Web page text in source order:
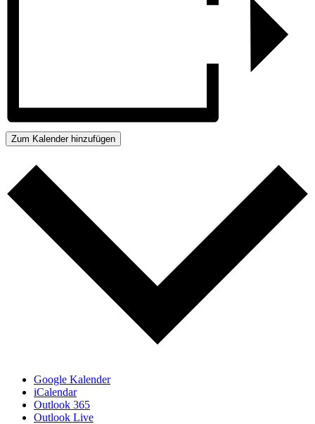
Zum Kalender hinzufügen
Google Kalender
iCalendar
Outlook 365
Outlook Live